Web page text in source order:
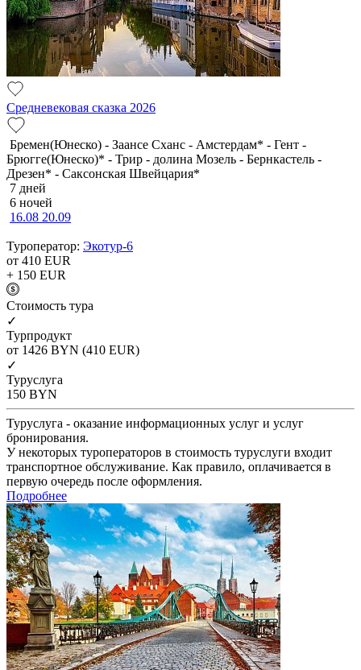
Средневековая сказка 2026
Бремен(Юнеско) - Заансе Сханс - Амстердам* - Гент -
Брюгге(Юнеско)* - Трир - долина Мозель - Бернкастель -
Дрезен* - Саксонская Швейцария*
7 дней
6 ночей
16.08 20.09
Туроператор: Экотур-6
от 410 EUR
+ 150 EUR
Cтоимость тура
✓
Турпродукт
от 1426 BYN (410 EUR)
✓
Туруслуга
150 BYN
Туруслуга - оказание информационных услуг и услуг
бронирования.
У некоторых туроператоров в стоимость туруслуги входит
транспортное обслуживание. Как правило, оплачивается в
первую очередь после оформления.
Подробнее